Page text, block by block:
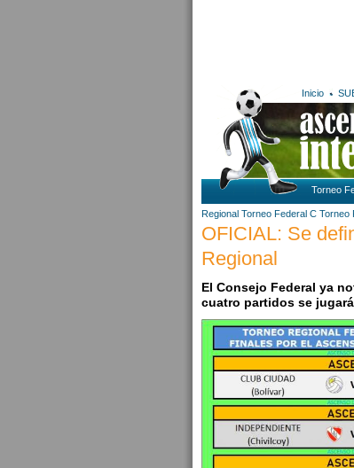
Inicio
Torneo
Regional Torneo Federal C Torneo
OFICIAL: Se
Regional
El Consejo Federal ya
cuatro partidos se